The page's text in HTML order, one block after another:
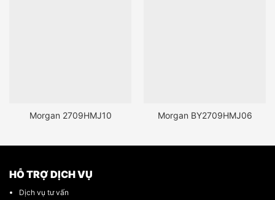
Morgan 2709HMJ10 Morgan BY2709HMJ06
HỖ TRỢ DỊCH VỤ
Dịch vụ tư vấn